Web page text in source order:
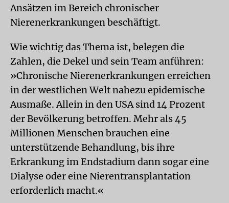
Ansätzen im Bereich chronischer
Nierenerkrankungen beschäftigt.
Wie wichtig das Thema ist, belegen die
Zahlen, die Dekel und sein Team anführen:
»Chronische Nierenerkrankungen erreichen
in der westlichen Welt nahezu epidemische
Ausmaße. Allein in den USA sind 14 Prozent
der Bevölkerung betroffen. Mehr als 45
Millionen Menschen brauchen eine
unterstützende Behandlung, bis ihre
Erkrankung im Endstadium dann sogar eine
Dialyse oder eine Nierentransplantation
erforderlich macht.«